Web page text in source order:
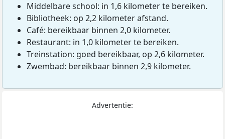
Middelbare school: in 1,6 kilometer te bereiken.
Bibliotheek: op 2,2 kilometer afstand.
Café: bereikbaar binnen 2,0 kilometer.
Restaurant: in 1,0 kilometer te bereiken.
Treinstation: goed bereikbaar, op 2,6 kilometer.
Zwembad: bereikbaar binnen 2,9 kilometer.
Advertentie: